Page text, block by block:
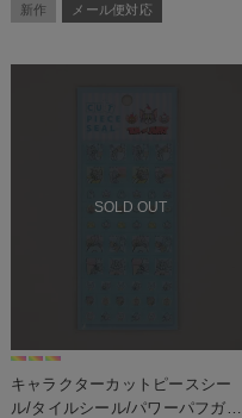
新作 メール便対応
SOLD OUT
キャラクターカットピースシー
ル/タイルシール/パワーパフガー